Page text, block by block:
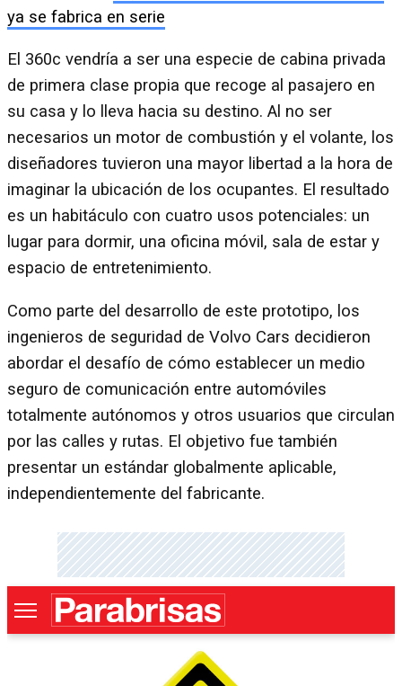
ya se fabrica en serie
El 360c vendría a ser una especie de cabina privada
de primera clase propia que recoge al pasajero en
su casa y lo lleva hacia su destino. Al no ser
necesarios un motor de combustión y el volante, los
diseñadores tuvieron una mayor libertad a la hora de
imaginar la ubicación de los ocupantes. El resultado
es un habitáculo con cuatro usos potenciales: un
lugar para dormir, una oficina móvil, sala de estar y
espacio de entretenimiento.
Como parte del desarrollo de este prototipo, los
ingenieros de seguridad de Volvo Cars decidieron
abordar el desafío de cómo establecer un medio
seguro de comunicación entre automóviles
totalmente autónomos y otros usuarios que circulan
por las calles y rutas. El objetivo fue también
presentar un estándar globalmente aplicable,
independientemente del fabricante.